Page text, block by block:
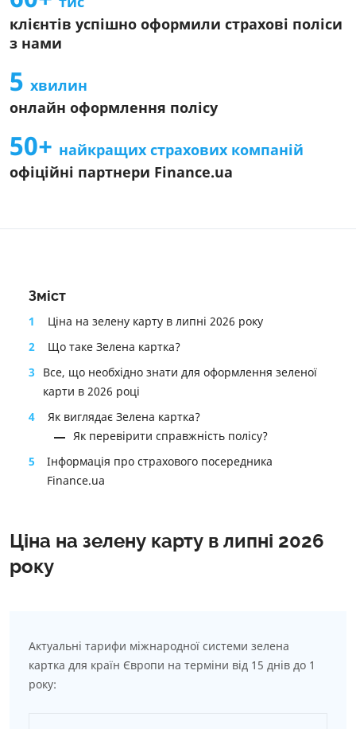
Інформація про СК
Інформація про страховий продукт
клієнтів успішно оформили страхові поліси
з нами
5 хвилин
онлайн оформлення полісу
50+ найкращих страхових компаній
офіційні партнери Finance.ua
Зміст
1
Ціна на зелену карту в липні 2026 року
2
Що таке Зелена картка?
3
Все, що необхідно знати для оформлення зеленої
карти в 2026 році
4
Як виглядає Зелена картка?
Як перевірити справжність полісу?
5
Інформація про страхового посередника
Finance.ua
Ціна на зелену карту в липні 2026
року
Актуальні тарифи міжнародної системи зелена
картка для країн Європи на терміни від 15 днів до 1
року: